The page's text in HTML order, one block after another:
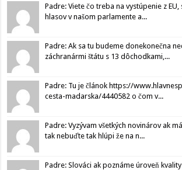
Padre: Viete čo treba na vystúpenie z EU,
hlasov v našom parlamente a...
Padre: Ak sa tu budeme donekonečna
záchranármi štátu s 13 dôchodkami,...
Padre: Tu je článok https://
cesta-madarska/4440582 o čom v...
Padre: Vyzývam všetkých novinárov ak
tak nebuďte tak hlúpi že na n...
Padre: Slováci ak poznáme úroveň